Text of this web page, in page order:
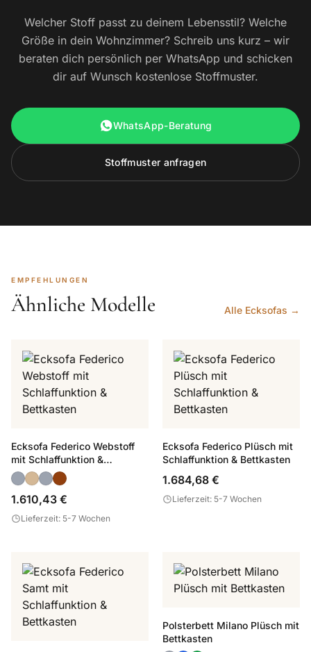
Welcher Stoff passt zu deinem Lebensstil? Welche
Größe in dein Wohnzimmer? Schreib uns kurz – wir
beraten dich persönlich per WhatsApp und schicken
dir auf Wunsch kostenlose Stoffmuster.
WhatsApp-Beratung
Stoffmuster anfragen
EMPFEHLUNGEN
Ähnliche Modelle Alle Ecksofas →
Ecksofa Federico Webstoff
mit Schlaffunktion &
Bettkasten
1.610,43 €
Lieferzeit: 5-7 Wochen
Ecksofa Federico Plüsch mit
Schlaffunktion & Bettkasten
1.684,68 €
Lieferzeit: 5-7 Wochen
Polsterbett Milano Plüsch mit
Bettkasten